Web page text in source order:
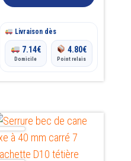
55.00€
Livraison dès
7.14€
Domicile
4.80€
Point relais